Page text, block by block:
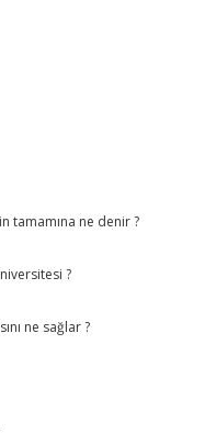
tamamına ne denir ?
?
ne sağlar ?